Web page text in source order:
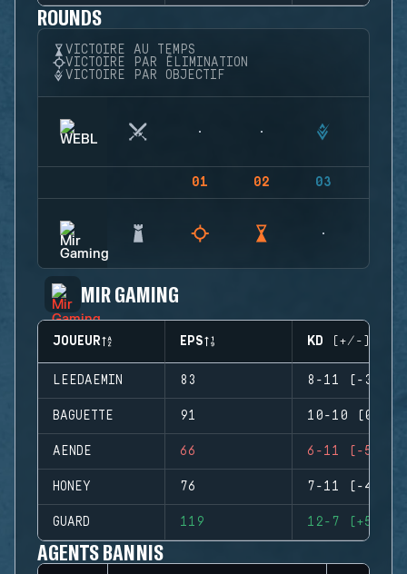
ROUNDS
VICTOIRE AU TEMPS
VICTOIRE PAR ÉLIMINATION
VICTOIRE PAR OBJECTIF
01 02 03
MIR GAMING
JOUEUR EPS KD (+/-)
LEEDAEMIN 83 8-11 (-3)
BAGUETTE 91 10-10 (0)
AENDE 66 6-11 (-5)
HONEY 76 7-11 (-4)
GUARD 119 12-7 (+5)
AGENTS BANNIS